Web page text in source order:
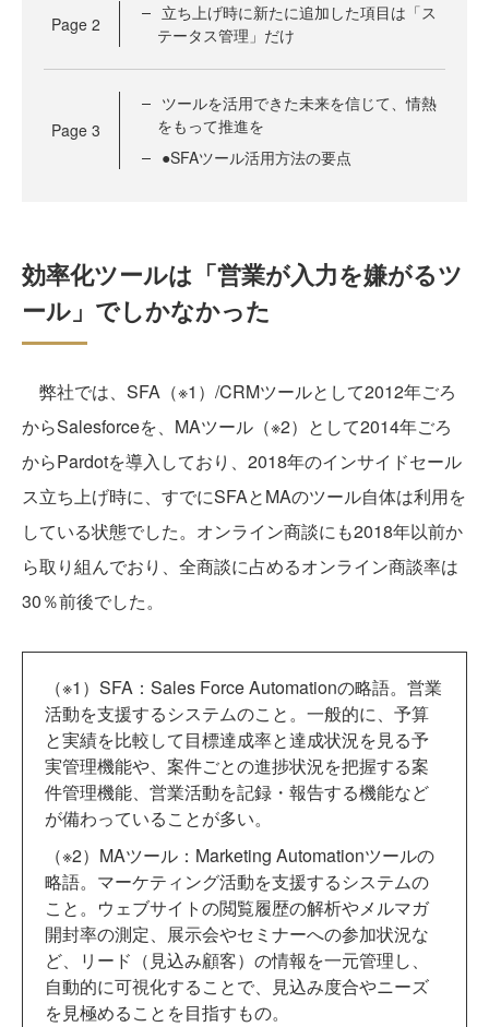
Page 2
立ち上げ時に新たに追加した項目は「ス
テータス管理」だけ
Page 3
ツールを活用できた未来を信じて、情熱
をもって推進を
●SFAツール活用方法の要点
効率化ツールは「営業が入力を嫌がるツ
ール」でしかなかった
弊社では、SFA（※1）/CRMツールとして2012年ごろ
からSalesforceを、MAツール（※2）として2014年ごろ
からPardotを導入しており、2018年のインサイドセール
ス立ち上げ時に、すでにSFAとMAのツール自体は利用を
している状態でした。オンライン商談にも2018年以前か
ら取り組んでおり、全商談に占めるオンライン商談率は
30％前後でした。
（※1）SFA：Sales Force Automationの略語。営業
活動を支援するシステムのこと。一般的に、予算
と実績を比較して目標達成率と達成状況を見る予
実管理機能や、案件ごとの進捗状況を把握する案
件管理機能、営業活動を記録・報告する機能など
が備わっていることが多い。
（※2）MAツール：Marketing Automationツールの
略語。マーケティング活動を支援するシステムの
こと。ウェブサイトの閲覧履歴の解析やメルマガ
開封率の測定、展示会やセミナーへの参加状況な
ど、リード（見込み顧客）の情報を一元管理し、
自動的に可視化することで、見込み度合やニーズ
を見極めることを目指すもの。